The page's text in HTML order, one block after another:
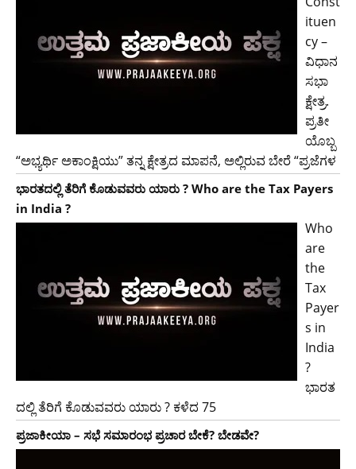
ituen
cy –
ವಿಧಾನ
ಸಭಾ
ಕ್ಷೇತ್ರ.
ಪ್ರತೀ
ಯೊಬ್ಬ
“ಅಭ್ಯರ್ಥಿ ಅಕಾಂಕ್ಷಿಯು” ತನ್ನ ಕ್ಷೇತ್ರದ ಮಾಪನೆ, ಅಲ್ಲಿರುವ ಬೇರೆ “ಪ್ರಜೆಗಳ
ಭಾರತದಲ್ಲಿ ತೆರಿಗೆ ಕೊಡುವವರು ಯಾರು ? Who are the Tax Payers
in India ?
Who
are
the
Tax
Payer
s in
India
?
ಭಾರತ
ದಲ್ಲಿ ತೆರಿಗೆ ಕೊಡುವವರು ಯಾರು ? ಕಳೆದ 75
ಪ್ರಜಾಕೀಯಾ – ಸಭೆ ಸಮಾರಂಭ ಪ್ರಚಾರ ಬೇಕೆ? ಬೇಡವೇ?